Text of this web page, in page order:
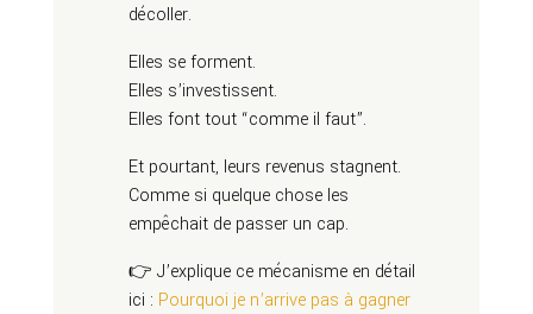
décoller.
Elles se forment.
Elles s’investissent.
Elles font tout “comme il faut”.
Et pourtant, leurs revenus stagnent.
Comme si quelque chose les
empêchait de passer un cap.
👉 J’explique ce mécanisme en détail
ici : Pourquoi je n’arrive pas à gagner